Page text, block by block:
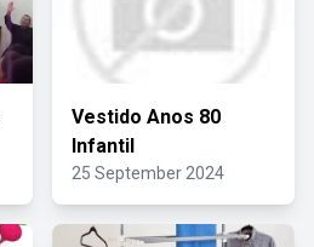
Vestido Anos 80
Infantil
25 September 2024